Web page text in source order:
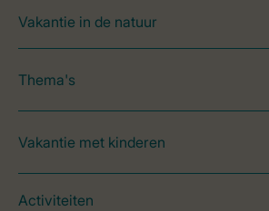
Vakantie in de natuur
Thema's
Vakantie met kinderen
Activiteiten